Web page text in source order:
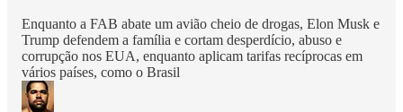
Enquanto a FAB abate um avião cheio de drogas, Elon Musk e
Trump defendem a família e cortam desperdício, abuso e
corrupção nos EUA, enquanto aplicam tarifas recíprocas em
vários países, como o Brasil